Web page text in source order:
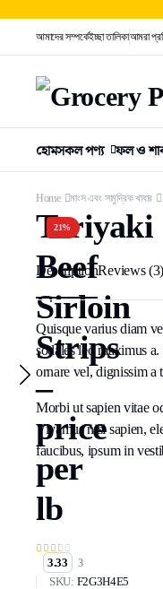
আমাদের সম্পর্কেইচ্ছা তালিকাআমরা
হোমসকল পণ্য ফল ও
Home মাংস এবং সামুদ্রিক খাবার
21%
Teriyaki
Beef
Sirloin
Strips
–
price
per
lb
3.33 3
SKU: F2G3H4E5
DescriptionReviews (3)
Quisque varius diam
sodales leo maximus
ornare vel, dignissim a
Morbi ut sapien vitae
Vivamus nisi sapien,
faucibus, ipsum in